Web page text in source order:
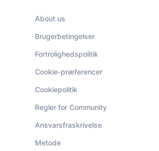
About us
Brugerbetingelser
Fortrolighedspolitik
Cookie-præferencer
Cookiepolitik
Regler for Community
Ansvarsfraskrivelse
Metode